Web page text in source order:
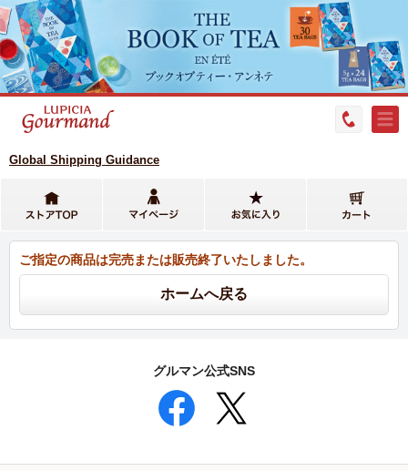
Global Shipping Guidance
ご指定の商品は完売または販売終了いたしました。
グルマン公式SNS